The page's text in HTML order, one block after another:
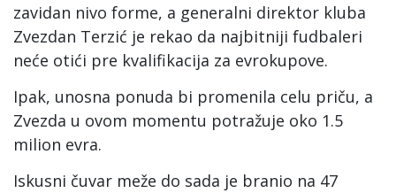
zavidan nivo forme, a generalni direktor kluba
Zvezdan Terzić je rekao da najbitniji fudbaleri
neće otići pre kvalifikacija za evrokupove.
Ipak, unosna ponuda bi promenila celu priču, a
Zvezda u ovom momentu potražuje oko 1.5
milion evra.
Iskusni čuvar meže do sada je branio na 47